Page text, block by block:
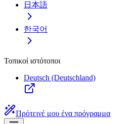
日本語
한국어
Τοπικοί ιστότοποι
Deutsch (Deutschland)
Πρότεινέ μου ένα πρόγραμμα